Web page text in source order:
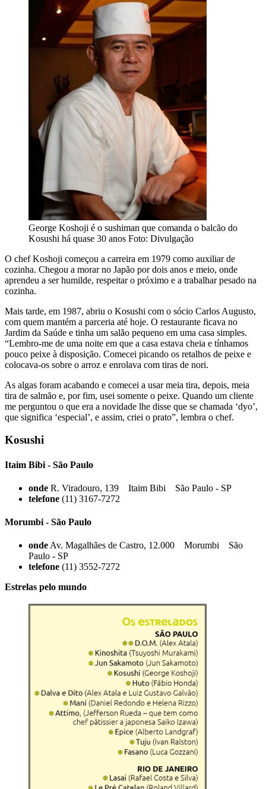
George Koshoji é o sushiman que comanda o balcão do
Kosushi há quase 30 anos Foto: Divulgação
O chef Koshoji começou a carreira em 1979 como auxiliar de
cozinha. Chegou a morar no Japão por dois anos e meio, onde
aprendeu a ser humilde, respeitar o próximo e a trabalhar pesado na
cozinha.
Mais tarde, em 1987, abriu o Kosushi com o sócio Carlos Augusto,
com quem mantém a parceria até hoje. O restaurante ficava no
Jardim da Saúde e tinha um salão pequeno em uma casa simples.
“Lembro-me de uma noite em que a casa estava cheia e tínhamos
pouco peixe à disposição. Comecei picando os retalhos de peixe e
colocava-os sobre o arroz e enrolava com tiras de nori.
As algas foram acabando e comecei a usar meia tira, depois, meia
tira de salmão e, por fim, usei somente o peixe. Quando um cliente
me perguntou o que era a novidade lhe disse que se chamada ‘dyo’,
que significa ‘especial’, e assim, criei o prato”, lembra o chef.
Kosushi
Itaim Bibi - São Paulo
onde R. Viradouro, 139 Itaim Bibi São Paulo - SP
telefone (11) 3167-7272
Morumbi - São Paulo
ondeAv. Magalhães de Castro, 12.000 Morumbi São
Paulo - SP
telefone (11) 3552-7272
Estrelas pelo mundo